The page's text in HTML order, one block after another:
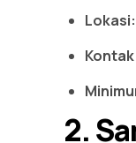
Lokasi:
2.